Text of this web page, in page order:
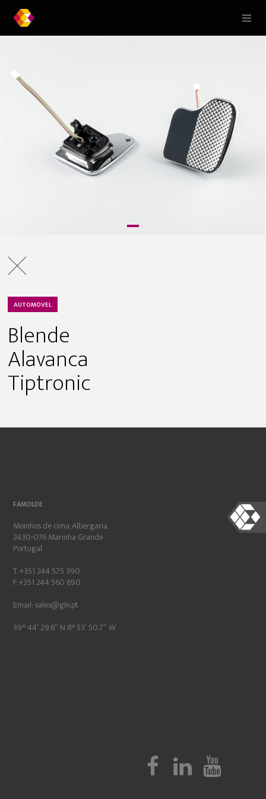
AUTOMÓVEL
Blende
Alavanca
Tiptronic
FAMOLDE
Moinhos de cima, Albergaria,
2430-076 Marinha Grande
Portugal
T. +351 244 575 390
F. +351 244 560 690
Email: sales@gln.pt
39° 44′ 29.8″ N 8° 53′ 50.7″ W